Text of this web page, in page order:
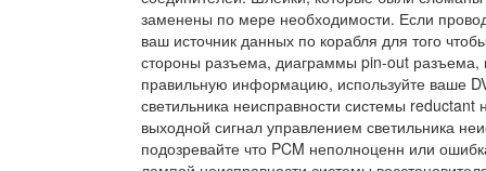
заменены по мере необходимости. Если
ваш источник данных по корабля для того
стороны разъема, диаграммы pin-out разъема,
правильную информацию, используйте ваше
светильника неисправности системы
выходной сигнал управлением светильника
подозревайте что PCM неполноценн или